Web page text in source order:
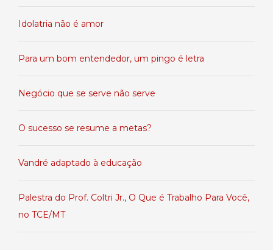
Idolatria não é amor
Para um bom entendedor, um pingo é letra
Negócio que se serve não serve
O sucesso se resume a metas?
Vandré adaptado à educação
Palestra do Prof. Coltri Jr., O Que é Trabalho Para Você,
no TCE/MT